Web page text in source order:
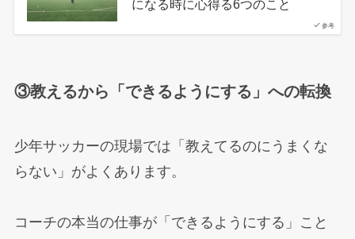
参考
になる時に心得る6つのこと
③教えるから「できるようにする」への転換
少年サッカーの現場では「教えてるのにうまくな
らない」がよくあります。
コーチの本当の仕事が「できるようにする」こと